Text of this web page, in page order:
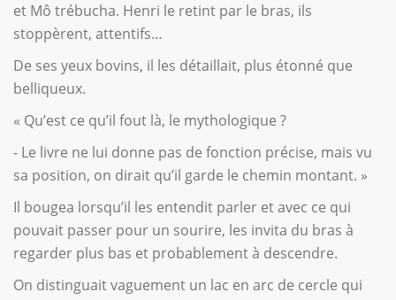
et Mô trébucha. Henri le retint par le bras, ils
stoppèrent, attentifs…
De ses yeux bovins, il les détaillait, plus étonné que
belliqueux.
« Qu’est ce qu’il fout là, le mythologique ?
- Le livre ne lui donne pas de fonction précise, mais vu
sa position, on dirait qu’il garde le chemin montant. »
Il bougea lorsqu’il les entendit parler et avec ce qui
pouvait passer pour un sourire, les invita du bras à
regarder plus bas et probablement à descendre.
On distinguait vaguement un lac en arc de cercle qui